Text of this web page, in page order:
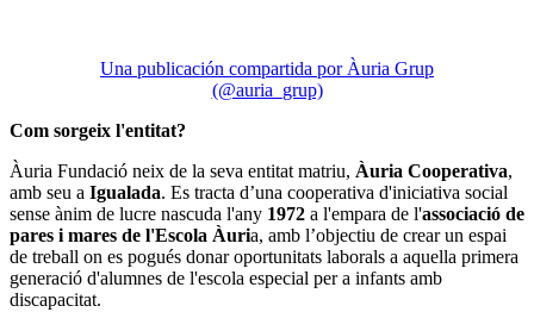
Una publicación compartida por Àuria Grup
(@auria_grup)
Com sorgeix l'entitat?
Àuria Fundació neix de la seva entitat matriu, Àuria Cooperativa,
amb seu a Igualada. Es tracta d’una cooperativa d'iniciativa social
sense ànim de lucre nascuda l'any 1972 a l'empara de l'associació de
pares i mares de l'Escola Àuria, amb l’objectiu de crear un espai
de treball on es pogués donar oportunitats laborals a aquella primera
generació d'alumnes de l'escola especial per a infants amb
discapacitat.